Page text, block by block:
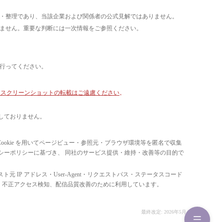
理であり、当該企業および関係者の公式見解ではありません。
ん。重要な判断には一次情報をご参照ください。
ってください。
クリーンショットの転載はご遠慮ください。
おりません。
を用いてページビュー・参照元・ブラウザ環境等を匿名で収集
ーポリシーに基づき、 同社のサービス提供・維持・改善等の目的で
元 IP アドレス・User-Agent・リクエストパス・ステータスコード
正アクセス検知、配信品質改善のために利用しています。
最終改定: 2026年5月